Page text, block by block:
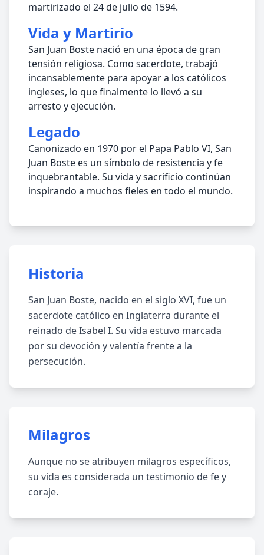
martirizado el 24 de julio de 1594.
Vida y Martirio
San Juan Boste nació en una época de gran
tensión religiosa. Como sacerdote, trabajó
incansablemente para apoyar a los católicos
ingleses, lo que finalmente lo llevó a su
arresto y ejecución.
Legado
Canonizado en 1970 por el Papa Pablo VI, San
Juan Boste es un símbolo de resistencia y fe
inquebrantable. Su vida y sacrificio continúan
inspirando a muchos fieles en todo el mundo.
Historia
San Juan Boste, nacido en el siglo XVI, fue un
sacerdote católico en Inglaterra durante el
reinado de Isabel I. Su vida estuvo marcada
por su devoción y valentía frente a la
persecución.
Milagros
Aunque no se atribuyen milagros específicos,
su vida es considerada un testimonio de fe y
coraje.